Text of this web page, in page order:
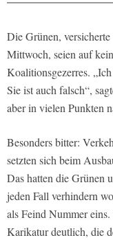
Die Grünen,
Mittwoch, seien auf
Koalitionsgezerres.
Sie ist auch falsch“,
aber in vielen Punkten
Besonders bitter:
setzten sich beim
Das hatten die Grünen
jeden Fall verhindern
als Feind Nummer
Karikatur deutlich, die